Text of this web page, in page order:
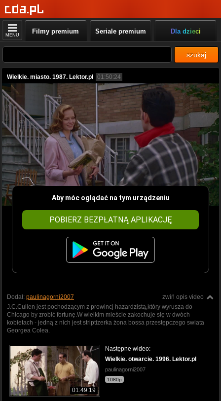
MENU Filmy premium Seriale premium Dla dzieci
szukaj
Wielkie. miasto. 1987. Lektor.pl 01:50:24
Aby móc oglądać na tym urządzeniu
POBIERZ BEZPŁATNĄ APLIKACJĘ
zwiń opis video
Dodał: paulinagorni2007
J.C.Cullen jest pochodzącym z prowincj hazardzistą,który wyrusza do
Chicago by zrobić fortunę.W wielkim mieście zakochuje się w dwóch
kobietach - jedną z nich jest striptizerka żona bossa przestępczego swiata
Georgea Colea.
01:49:19
Następne wideo:
Wielkie. otwarcie. 1996. Lektor.pl
paulinagorni2007
1080p